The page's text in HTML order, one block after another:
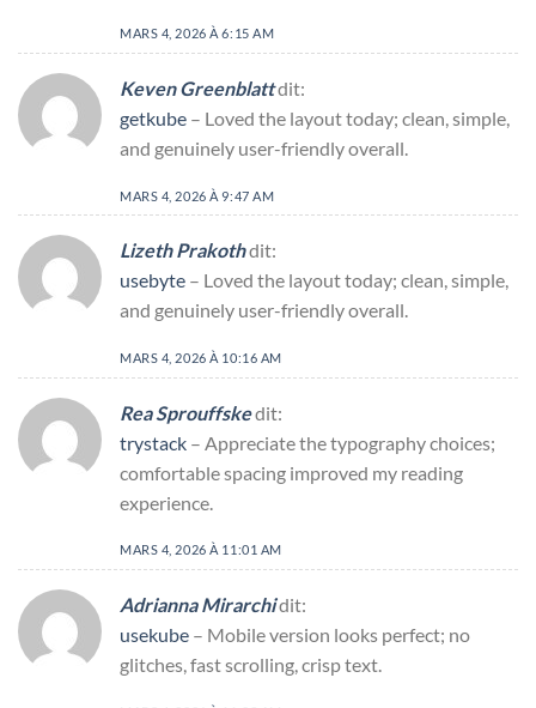
MARS 4, 2026 À 6:15 AM
Keven Greenblattdit:
getkube – Loved the layout today; clean, simple,
and genuinely user-friendly overall.
MARS 4, 2026 À 9:47 AM
Lizeth Prakothdit:
usebyte – Loved the layout today; clean, simple,
and genuinely user-friendly overall.
MARS 4, 2026 À 10:16 AM
Rea Sprouffskedit:
trystack – Appreciate the typography choices;
comfortable spacing improved my reading
experience.
MARS 4, 2026 À 11:01 AM
Adrianna Mirarchidit:
usekube – Mobile version looks perfect; no
glitches, fast scrolling, crisp text.